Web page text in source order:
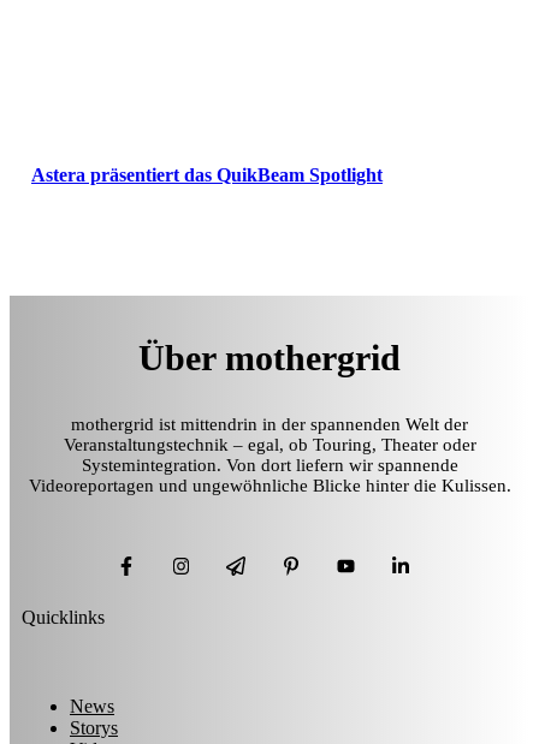
Astera präsentiert das QuikBeam Spotlight
Über mothergrid
mothergrid ist mittendrin in der spannenden Welt der
Veranstaltungstechnik – egal, ob Touring, Theater oder
Systemintegration. Von dort liefern wir spannende
Videoreportagen und ungewöhnliche Blicke hinter die Kulissen.
Quicklinks
News
Storys